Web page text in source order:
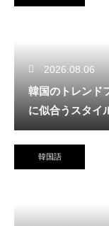
2026.08.06
韓国のトレンド
に似合うスタイ
韓国語